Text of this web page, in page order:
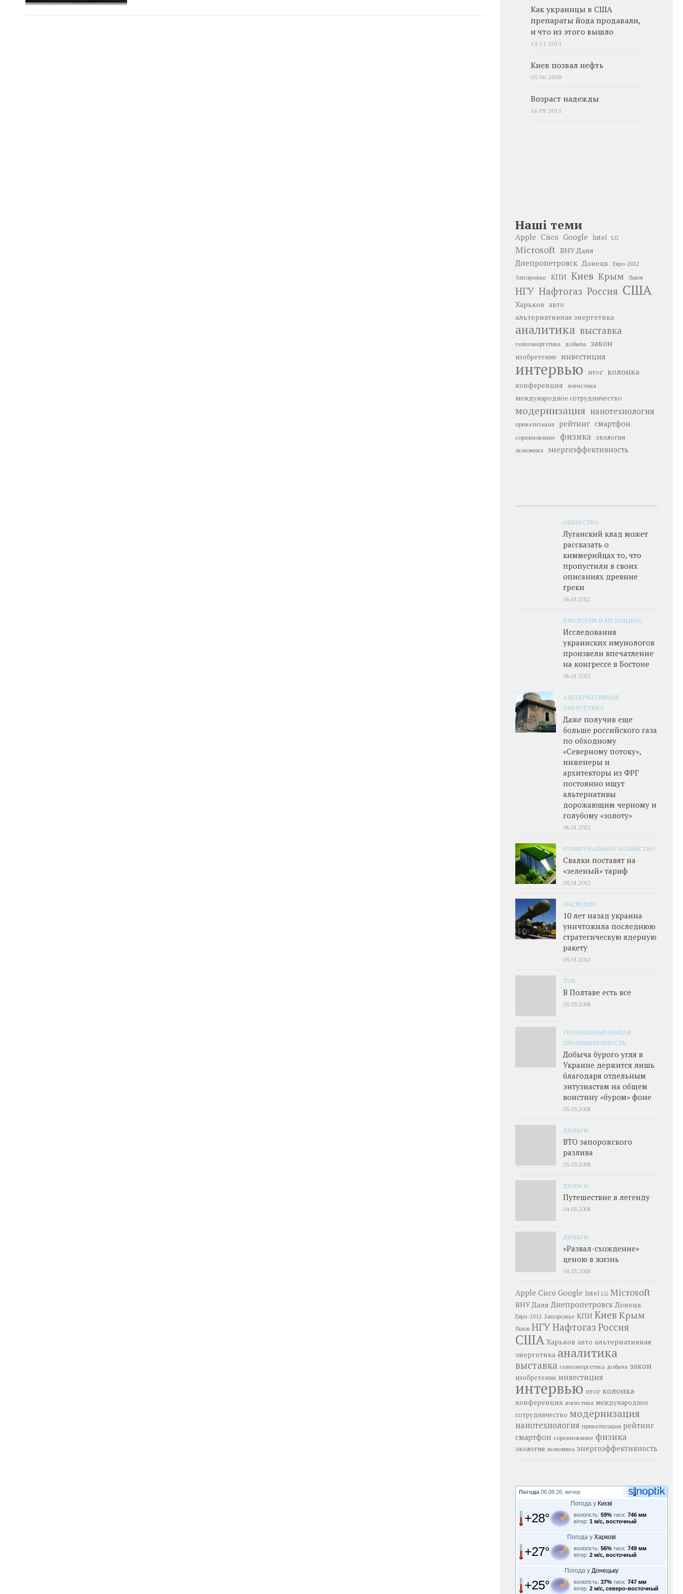
Как украинцы в США
препараты йода продавали,
и что из этого вышло
15.11.2011
Киев позвал нефть
05.06.2008
Возраст надежды
16.09.2011
Наші теми
Apple Cisco Google Intel LG
Microsoft ВНУ Даля
Днепропетровск Донецк Евро-2012
Запорожье КПИ Киев Крым Львов
НГУ Нафтогаз Россия США
Харьков авто
альтернативная энергетика
аналитика выставка
гелиоэнергетика добыча закон
изобретение инвестиция
интервью итог колонка
конференция логистика
международное сотрудничество
модернизация нанотехнология
приватизация рейтинг смартфон
соревнование физика экология
экономика энергоэффективность
ОБЩЕСТВО
Луганский клад может
рассказать о
киммерийцах то, что
пропустили в своих
описаниях древние
греки
06.01.2012
БИОЛОГИЯ И МЕДИЦИНА
Исследования
украинских имунологов
произвели впечатление
на конгрессе в Бостоне
06.01.2012
АЛЬТЕРНАТИВНАЯ
ЭНЕРГЕТИКА
Даже получив еще
больше российского газа
по обходному
«Северному потоку»,
инженеры и
архитекторы из ФРГ
постоянно ищут
альтернативы
дорожающим черному и
голубому «золоту»
06.01.2012
КОММУНАЛЬНОЕ ХОЗЯЙСТВО
Свалки поставят на
«зеленый» тариф
05.01.2012
НАСЛЕДИЕ
10 лет назад украина
уничтожила последнюю
стратегическую ядерную
ракету
05.01.2012
ТЭК
В Полтаве есть все
03.03.2008
ГОРНОДОБЫВАЮЩАЯ
ПРОМЫШЛЕННОСТЬ
Добыча бурого угля в
Украине держится лишь
благодаря отдельным
энтузиастам на общем
воистину «буром» фоне
03.03.2008
ДЕНЬГИ
ВТО запорожского
разлива
03.03.2008
ДЕНЬГИ
Путешествие в легенду
04.03.2008
ДЕНЬГИ
«Развал-схождение»
ценою в жизнь
04.03.2008
Apple Cisco Google Intel LG Microsoft
ВНУ Даля Днепропетровск Донецк
Евро-2012 Запорожье КПИ Киев Крым
Львов НГУНафтогаз Россия
США Харьков авто альтернативная
энергетика аналитика
выставка гелиоэнергетика добыча закон
изобретение инвестиция
интервью итог колонка
конференция логистика международное
сотрудничество модернизация
нанотехнология приватизация рейтинг
смартфон соревнование физика
экология экономика энергоэффективность
Погода 06.08.26, вечер
Погода у Києві
+28° вологість: 59% тиск: 746 мм
вітер: 1 м/с, восточный
Погода у Харкові
+27° вологість: 56% тиск: 749 мм
вітер: 2 м/с, восточный
Погода у Донецьку
+25° вологість: 37% тиск: 747 мм
вітер: 2 м/с, северо-восточный